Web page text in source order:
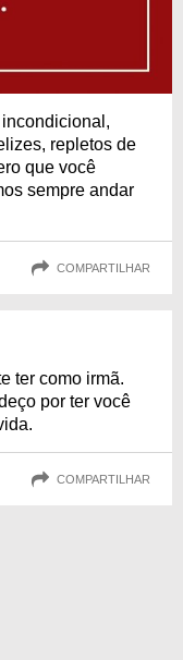
repletos de
que você
sempre andar
COMPARTILHAR
ter como irmã.
por ter você
COMPARTILHAR